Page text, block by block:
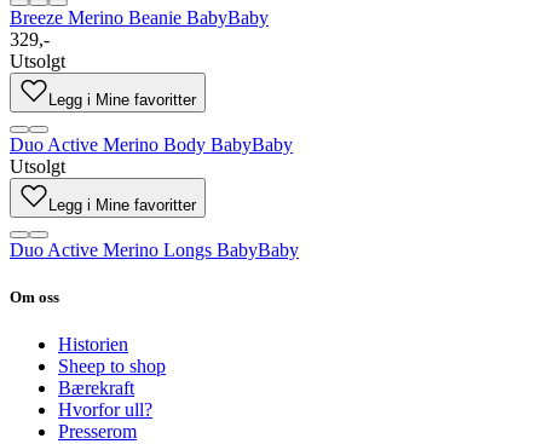
Breeze Merino Beanie BabyBaby
329,-
Utsolgt
Legg i Mine favoritter
Duo Active Merino Body BabyBaby
Utsolgt
Legg i Mine favoritter
Duo Active Merino Longs BabyBaby
Om oss
Historien
Sheep to shop
Bærekraft
Hvorfor ull?
Presserom